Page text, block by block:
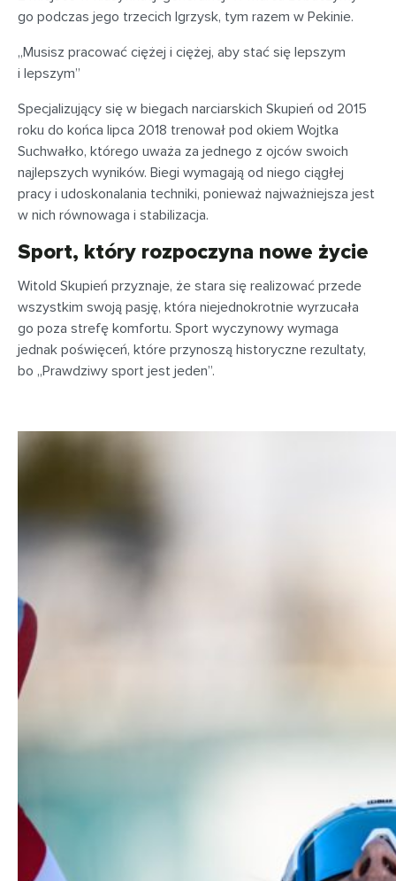
go podczas jego trzecich Igrzysk, tym razem w Pekinie.
„Musisz pracować ciężej i ciężej, aby stać się lepszym
i lepszym”
Specjalizujący się w biegach narciarskich Skupień od 2015
roku do końca lipca 2018 trenował pod okiem Wojtka
Suchwałko, którego uważa za jednego z ojców swoich
najlepszych wyników. Biegi wymagają od niego ciągłej
pracy i udoskonalania techniki, ponieważ najważniejsza jest
w nich równowaga i stabilizacja.
Sport, który rozpoczyna nowe życie
Witold Skupień przyznaje, że stara się realizować przede
wszystkim swoją pasję, która niejednokrotnie wyrzucała
go poza strefę komfortu. Sport wyczynowy wymaga
jednak poświęceń, które przynoszą historyczne rezultaty,
bo „Prawdziwy sport jest jeden”.